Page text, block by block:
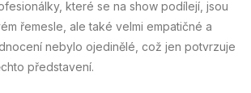
které se na show podílejí, jsou
řemesle, ale také velmi empatičné a
nebylo ojedinělé, což jen potvrzuje
představení.